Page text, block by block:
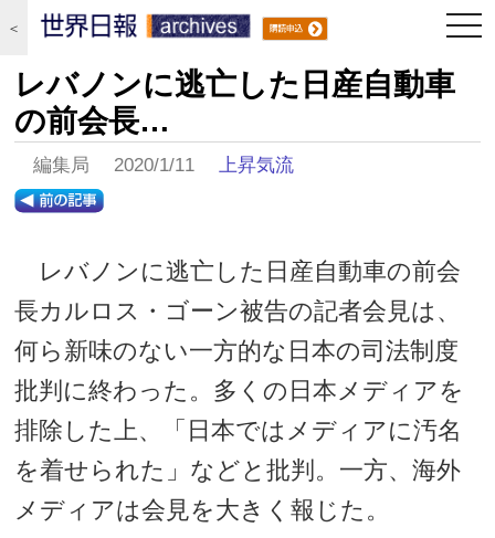
＜
レバノンに逃亡した日産自動車
の前会長…
編集局 2020/1/11上昇気流
レバノンに逃亡した日産自動車の前会
長カルロス・ゴーン被告の記者会見は、
何ら新味のない一方的な日本の司法制度
批判に終わった。多くの日本メディアを
排除した上、「日本ではメディアに汚名
を着せられた」などと批判。一方、海外
メディアは会見を大きく報じた。